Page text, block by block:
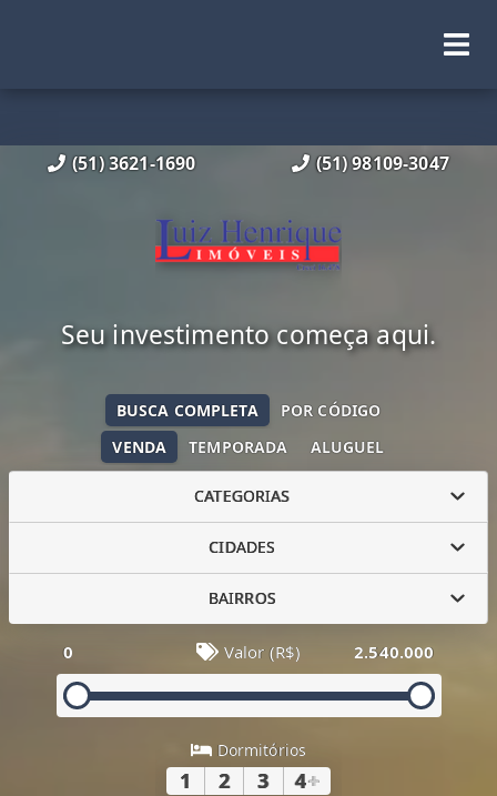
(51) 3621-1690 (51) 98109-3047
Seu investimento começa aqui.
VENDA TEMPORADA ALUGUEL
BUSCA COMPLETA POR CÓDIGO
CATEGORIAS
CIDADES
BAIRROS
0 Valor (R$) 2.540.000
Dormitórios
1 2 3 4+